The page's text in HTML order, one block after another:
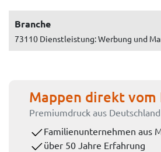
Branche
73110 Dienstleistung: Werbung und
Mappen direkt
Premiumdruck aus Deutschland
Familienunternehmen aus
über 50 Jahre Erfahrung